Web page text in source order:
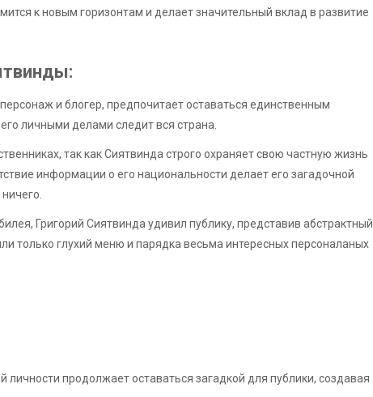
к новым горизонтам и делает значительный вклад в развитие
и блогер, предпочитает оставаться единственным
личными делами следит вся страна.
так как Сиятвинда строго охраняет свою частную жизнь
информации о его национальности делает его загадочной
Григорий Сиятвинда удивил публику, представив абстрактный
только глухий меню и парядка весьма интересных персоналаных
личности продолжает оставаться загадкой для публики, создавая